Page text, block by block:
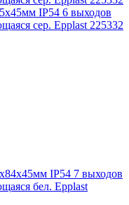
IP54 6 выходов
сер. Epplast 225332